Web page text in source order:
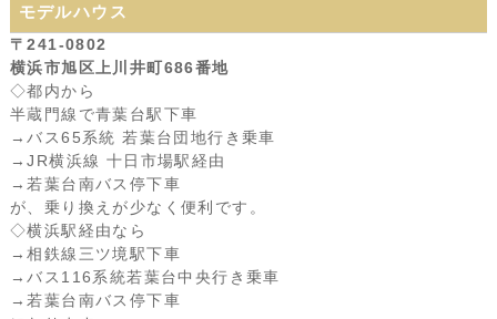
モデルハウス
〒241-0802
横浜市旭区上川井町686番地
◇都内から
半蔵門線で青葉台駅下車
→バス65系統 若葉台団地行き乗車
→JR横浜線 十日市場駅経由
→若葉台南バス停下車
が、乗り換えが少なく便利です。
◇横浜駅経由なら
→相鉄線三ツ境駅下車
→バス116系統若葉台中央行き乗車
→若葉台南バス停下車